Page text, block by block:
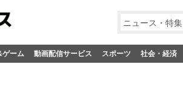
ニュース・特集
ゲーム 動画配信サービス スポーツ 社会・経済